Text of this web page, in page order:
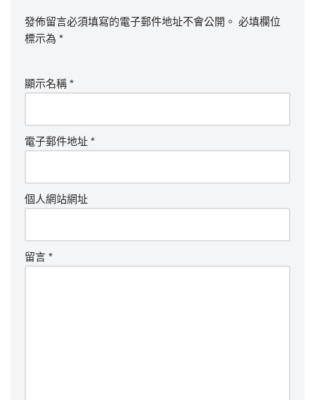
發佈留言必須填寫的電子郵件地址不會公開。 必填欄位
標示為 *
顯示名稱 *
電子郵件地址 *
個人網站網址
留言 *